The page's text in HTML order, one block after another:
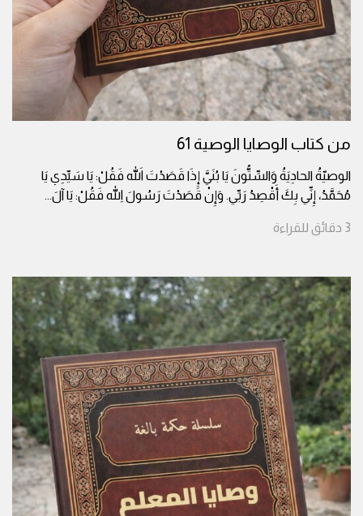
من كتاب الوصايا الوصية 61
الوصيّةُ الحادِيَةُ وَالسِّتُّونَ يَا بُنَيَّ إِذَا قَصَدْتَ اللهَ فَقُلْ: يَا سَيِّدِي يَا
مُحَمَّدُ، إِنِّي بِكَ أَقْصِدُ رَبِّي. وَإِنْ قَصَدْتَ رَسُولَ اللهِ فَقُلْ: يَا آلَ...
3 دقائق للقراءة